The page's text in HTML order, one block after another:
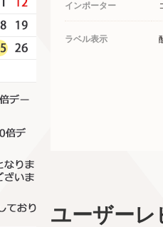
インポーター
ラベル表示
ユーザーレ